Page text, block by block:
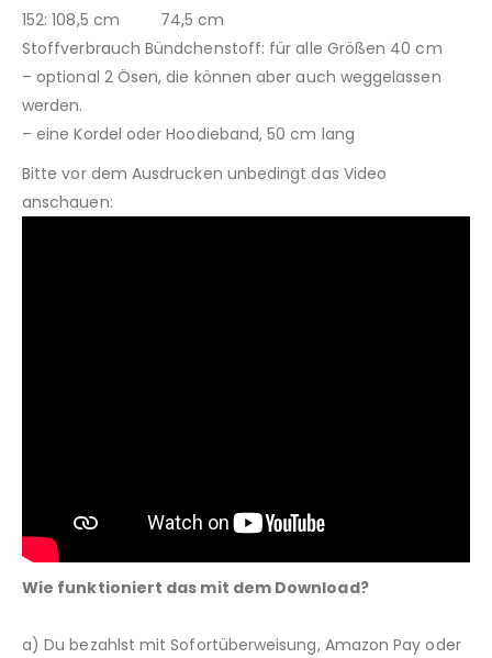
152: 108,5 cm 74,5 cm
Stoffverbrauch Bündchenstoff: für alle Größen 40 cm
– optional 2 Ösen, die können aber auch weggelassen
werden.
– eine Kordel oder Hoodieband, 50 cm lang
Bitte vor dem Ausdrucken unbedingt das Video
anschauen:
Wie funktioniert das mit dem Download?
a) Du bezahlst mit Sofortüberweisung, Amazon Pay oder